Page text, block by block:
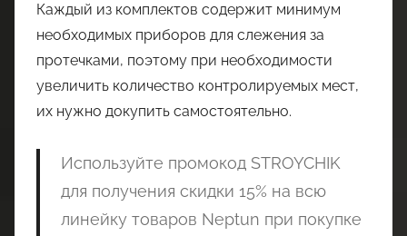
Каждый из комплектов содержит минимум
необходимых приборов для слежения за
протечками, поэтому при необходимости
увеличить количество контролируемых мест,
их нужно докупить самостоятельно.
Используйте промокод STROYCHIK
для получения скидки 15% на всю
линейку товаров Neptun при покупке